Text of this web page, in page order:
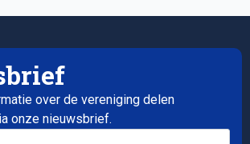
over de vereniging delen
onze nieuwsbrief.